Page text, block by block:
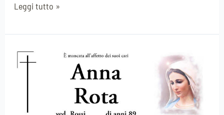
Leggi tutto »
Anna
Rota